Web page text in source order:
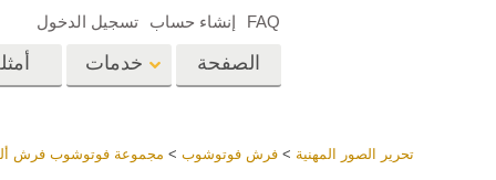
الصفحة خدمات
FAQ إنشاء حساب تسجيل الدخول
تحرير الصور المهنية >فرش فوتوشوب > مجموعة فوتوشوب فرش